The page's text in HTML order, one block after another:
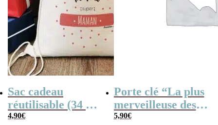
Sac cadeau
réutilisable (34 x
42 cm) et sa carte
4,90€
Porte clé “La plus
merveilleuse des
mamans” –
5,90€